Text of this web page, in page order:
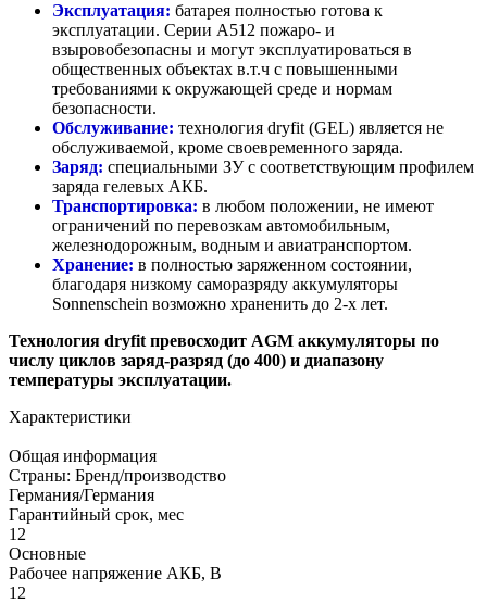
Эксплуатация: батарея полностью готова к
эксплуатации. Серии A512 пожаро- и
взыровобезопасны и могут эксплуатироваться в
общественных объектах в.т.ч с повышенными
требованиями к окружающей среде и нормам
безопасности.
Обслуживание: технология dryfit (GEL) является не
обслуживаемой, кроме своевременного заряда.
Заряд: специальными ЗУ с соответствующим профилем
заряда гелевых АКБ.
Транспортировка: в любом положении, не имеют
ограничений по перевозкам автомобильным,
железнодорожным, водным и авиатранспортом.
Хранение: в полностью заряженном состоянии,
благодаря низкому саморазряду аккумуляторы
Sonnenschein возможно храненить до 2-х лет.
Технология dryfit превосходит AGM аккумуляторы по
числу циклов заряд-разряд (до 400) и диапазону
температуры эксплуатации.
Характеристики
Общая информация
Страны: Бренд/производство
Германия/Германия
Гарантийный срок, мес
12
Основные
Рабочее напряжение АКБ, B
12